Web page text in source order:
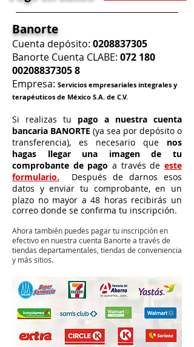
Banorte
Cuenta depósito: 0208837305
Banorte Cuenta CLABE: 072 180
002088373058
Empresa: Servicios empresariales integrales y
terapéuticos de México S.A. de C.V.
Si realizas tu pago a nuestra cuenta
bancaria BANORTE (ya sea por depósito o
transferencia), es necesario que nos
hagas llegar una imagen de tu
comprobante de pago a través de este
formulario.
Después de darnos esos
datos y enviar tu comprobante, en un
plazo no mayor a 48 horas recibirás un
correo donde se confirma tu inscripción.
Ahora también puedes pagar tu inscripción en
efectivo en nuestra cuenta Banorte a través de
tiendas departamentales, tiendas de conveniencia
y más sitios.